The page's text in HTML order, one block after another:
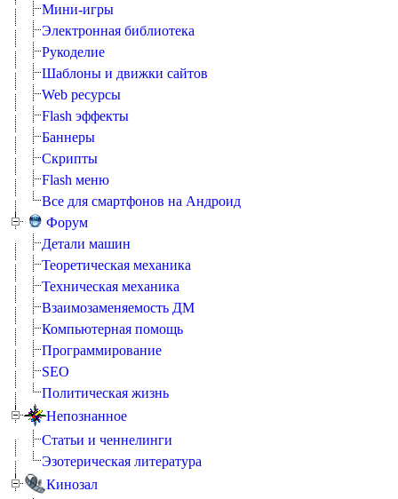
Мини-игры
Электронная библиотека
Рукоделие
Шаблоны и движки сайтов
Web ресурсы
Flash эффекты
Баннеры
Скрипты
Flash меню
Все для смартфонов на Андроид
Форум
Детали машин
Теоретическая механика
Техническая механика
Взаимозаменяемость ДМ
Компьютерная помощь
Программирование
SEO
Политическая жизнь
Непознанное
Статьи и ченнелинги
Эзотерическая литература
Кинозал